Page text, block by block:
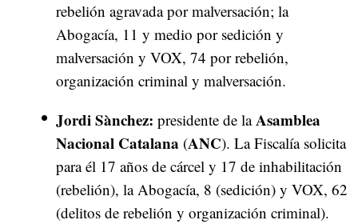
rebelión agravada por malversación; la
Abogacía, 11 y medio por sedición y
malversación y VOX, 74 por rebelión,
organización criminal y malversación.
Jordi Sànchez: presidente de laAsamblea
Nacional Catalana (ANC). La Fiscalía solicita
para él 17 años de cárcel y 17 de inhabilitación
(rebelión), la Abogacía, 8 (sedición) y VOX, 62
(delitos de rebelión y organización criminal).